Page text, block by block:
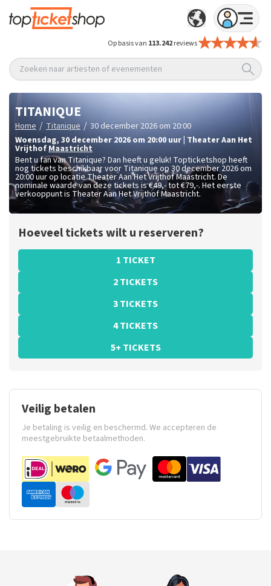
Op basis van 113.242reviews
Zoeken naar artiesten of evenementen
TITANIQUE
Home / Titanique / 30 december 2026 om 20:00
woensdag, 30 december 2026 om 20:00 uur Theater Aan Het
VrijthofMaastricht
Bent u fan van Titanique? Dan heeft u geluk! Topticketshop heeft
nog tickets beschikbaar voor Titanique op 30 december 2026 om
20:00 uur op locatie Theater Aan Het Vrijthof Maastricht. De
nominale waarde van deze tickets is€49,- tot €79,-. Het eerste
verkooppunt is Theater Aan Het Vrijthof Maastricht.
Hoeveel tickets wilt u reserveren?
1 TICKET
2 TICKETS
3 TICKETS
4 TICKETS
5+ TICKETS
Veilig betalen
Je betaling is veilig en beschermd. We accepteren de
meestgebruikte betaalmethoden.